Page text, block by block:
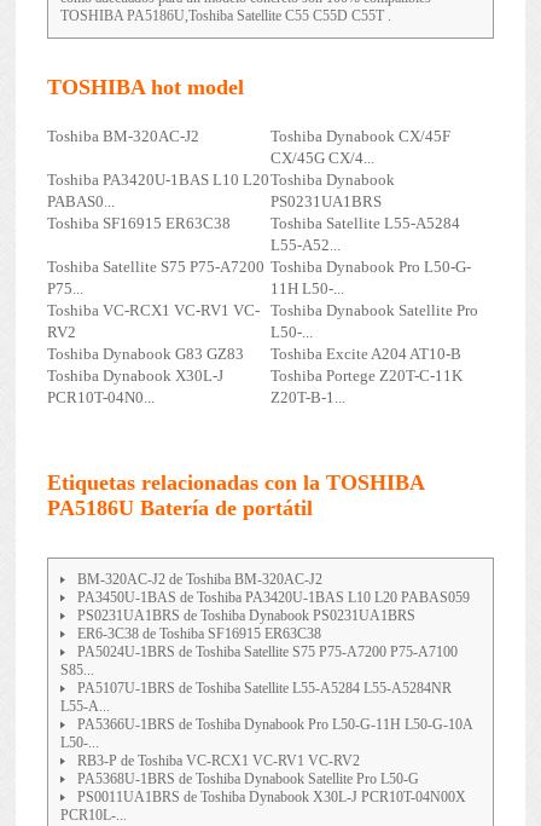
TOSHIBA PA5186U,Toshiba Satellite C55 C55D C55T .
TOSHIBA hot model
Toshiba BM-320AC-J2
Toshiba Dynabook CX/45F
CX/45G CX/4...
Toshiba PA3420U-1BAS L10 L20
PABAS0...
Toshiba Dynabook
PS0231UA1BRS
Toshiba SF16915 ER63C38
Toshiba Satellite L55-A5284
L55-A52...
Toshiba Satellite S75 P75-A7200
P75...
Toshiba Dynabook Pro L50-G-
11H L50-...
Toshiba VC-RCX1 VC-RV1 VC-
RV2
Toshiba Dynabook Satellite Pro
L50-...
Toshiba Dynabook G83 GZ83
Toshiba Excite A204 AT10-B
Toshiba Dynabook X30L-J
PCR10T-04N0...
Toshiba Portege Z20T-C-11K
Z20T-B-1...
Etiquetas relacionadas con la TOSHIBA
PA5186U Batería de portátil
BM-320AC-J2 de Toshiba BM-320AC-J2
PA3450U-1BAS de Toshiba PA3420U-1BAS L10 L20 PABAS059
PS0231UA1BRS de Toshiba Dynabook PS0231UA1BRS
ER6-3C38 de Toshiba SF16915 ER63C38
PA5024U-1BRS de Toshiba Satellite S75 P75-A7200 P75-A7100
S85...
PA5107U-1BRS de Toshiba Satellite L55-A5284 L55-A5284NR
L55-A...
PA5366U-1BRS de Toshiba Dynabook Pro L50-G-11H L50-G-10A
L50-...
RB3-P de Toshiba VC-RCX1 VC-RV1 VC-RV2
PA5368U-1BRS de Toshiba Dynabook Satellite Pro L50-G
PS0011UA1BRS de Toshiba Dynabook X30L-J PCR10T-04N00X
PCR10L-...